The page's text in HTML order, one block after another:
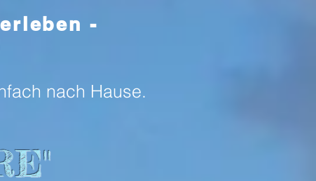
-
nach Hause.